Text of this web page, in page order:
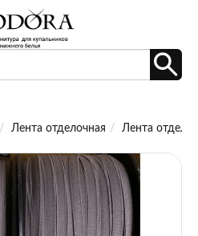
Лента отделочная Лента